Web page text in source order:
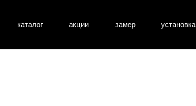
каталог установка
акции замер